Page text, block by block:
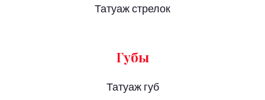
Татуаж стрелок
Губы
Татуаж губ